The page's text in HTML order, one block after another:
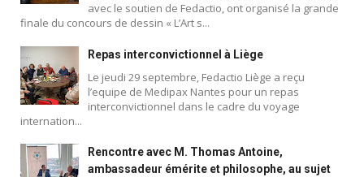
avec le soutien de Fedactio, ont organisé la grande
finale du concours de dessin « L’Art s...
Repas interconvictionnel à Liège
Le jeudi 29 septembre, Fedactio Liège a reçu
l’equipe de Medipax Nantes pour un repas
interconvictionnel dans le cadre du voyage
internation...
Rencontre avec M. Thomas Antoine,
ambassadeur émérite et philosophe, au sujet